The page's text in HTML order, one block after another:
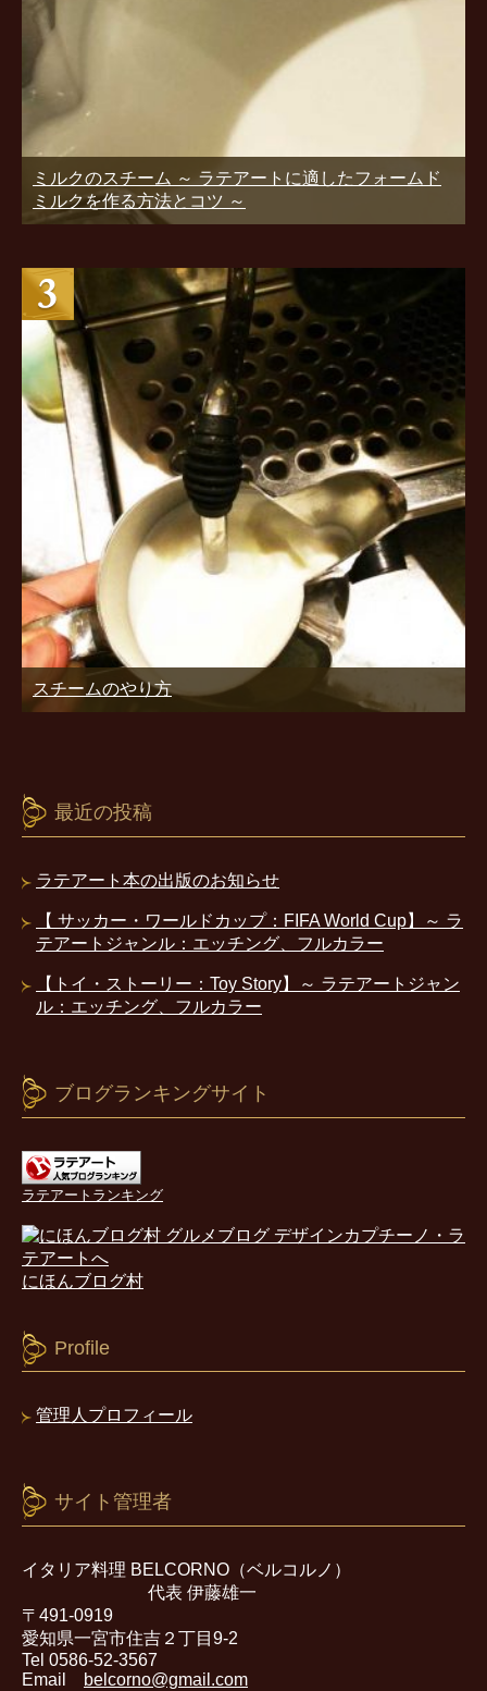
ミルクのスチーム ～ ラテアートに適したフォームド
ミルクを作る方法とコツ ～
スチームのやり方
最近の投稿
ラテアート本の出版のお知らせ
【 サッカー・ワールドカップ：FIFA World Cup】～ ラ
テアートジャンル：エッチング、フルカラー
【トイ・ストーリー：Toy Story】～ ラテアートジャン
ル：エッチング、フルカラー
ブログランキングサイト
ラテアートランキング
にほんブログ村
Profile
管理人プロフィール
サイト管理者
イタリア料理 BELCORNO（ベルコルノ）
代表 伊藤雄一
〒491-0919
愛知県一宮市住吉２丁目9-2
Tel 0586-52-3567
Email
belcorno@gmail.com